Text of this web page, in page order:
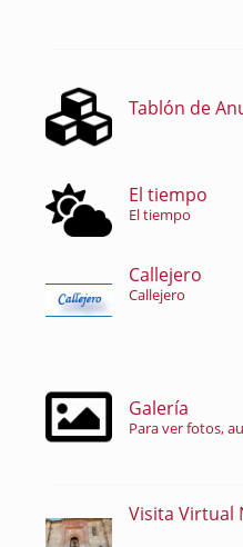
Tablón de
El tiempo
El tiempo
Callejero
Callejero
Galería
Para ver fotos,
Visita Virtual